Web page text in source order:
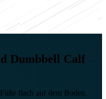
Dumbbell Calf
flach auf dem Boden.